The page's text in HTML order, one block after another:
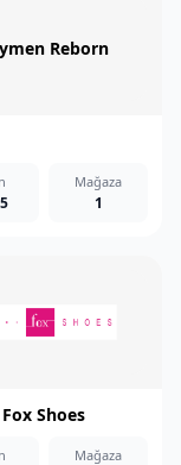
Reborn
Mağaza
1
Fox Shoes
Mağaza